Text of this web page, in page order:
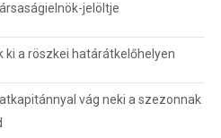
jelöltje
a röszkei határátkelőhelyen
vág neki a szezonnak